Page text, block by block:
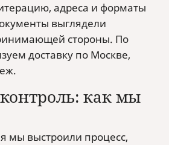
адреса и форматы
выглядели
стороны. По
доставку по Москве,
как мы
мы выстроили процесс,